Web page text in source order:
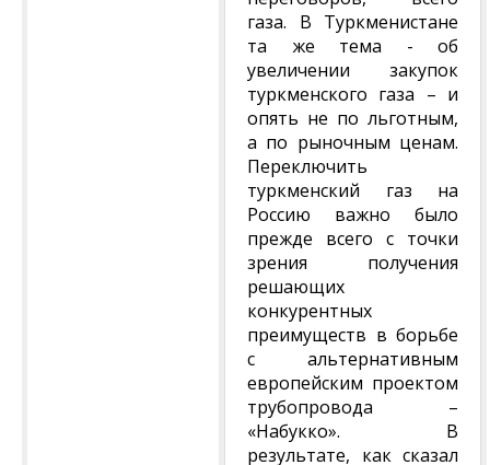
газа. В Туркменистане
та же тема - об
увеличении закупок
туркменского газа – и
опять не по льготным,
а по рыночным ценам.
Переключить
туркменский газ на
Россию важно было
прежде всего с точки
зрения получения
решающих
конкурентных
преимуществ в борьбе
с альтернативным
европейским проектом
трубопровода –
«Набукко». В
результате, как сказал